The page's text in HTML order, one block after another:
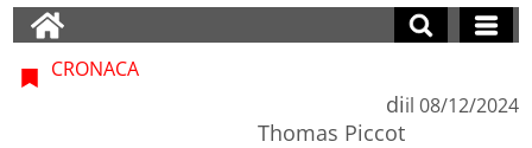
CRONACA
di
Thomas Piccot
il 08/12/2024